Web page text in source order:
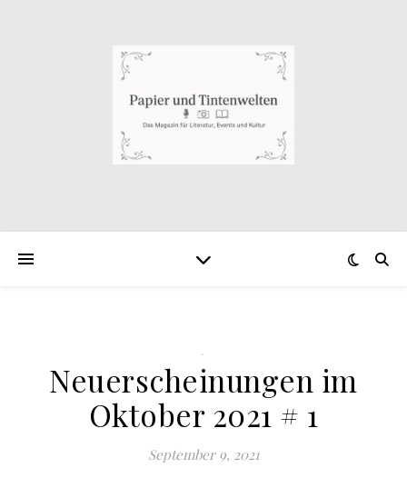
.
Neuerscheinungen im
Oktober 2021 # 1
September 9, 2021